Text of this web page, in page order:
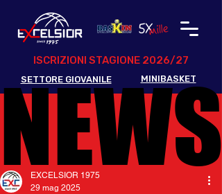
ISCRIZIONI STAGIONE 2026/27
SETTORE GIOVANILE MINIBASKET
EXCELSIOR 1975
29 mag 2025
NEWS
NEWS